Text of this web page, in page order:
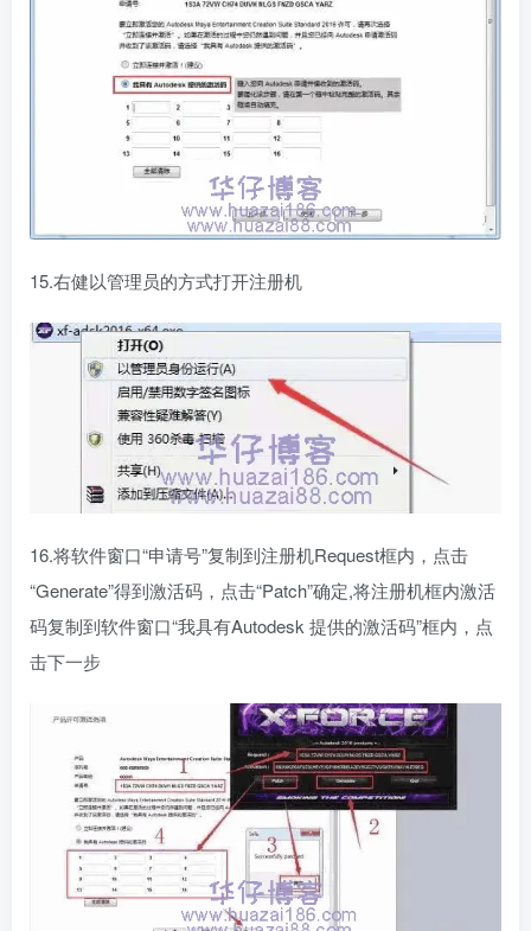
15.右健以管理员的方式打开注册机
16.将软件窗口“申请号”复制到注册机Request框内，点击
“Generate”得到激活码，点击“Patch”确定,将注册机框内激活
码复制到软件窗口“我具有Autodesk 提供的激活码”框内，点
击下一步